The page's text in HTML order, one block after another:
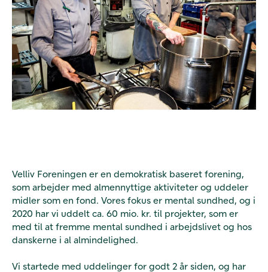
Velliv Foreningen er en demokratisk baseret forening,
som arbejder med almennyttige aktiviteter og uddeler
midler som en fond. Vores fokus er mental sundhed, og i
2020 har vi uddelt ca. 60 mio. kr. til projekter, som er
med til at fremme mental sundhed i arbejdslivet og hos
danskerne i al almindelighed.
Vi startede med uddelinger for godt 2 år siden, og har